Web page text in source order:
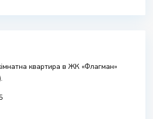
квартира в ЖК «Флагман»